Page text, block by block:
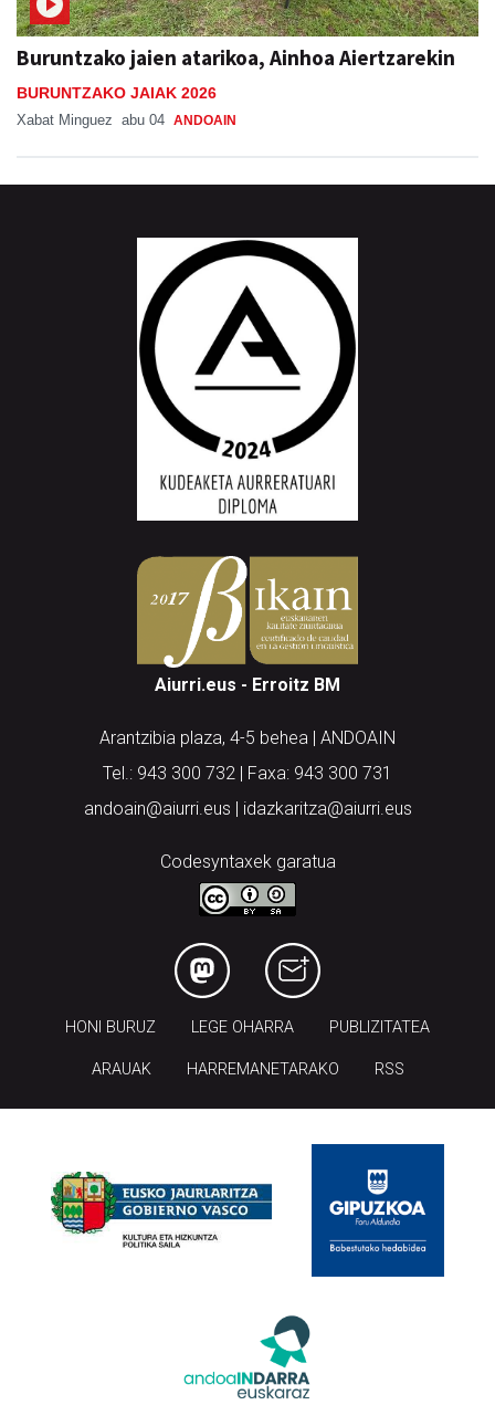
Buruntzako jaien atarikoa, Ainhoa Aiertzarekin
BURUNTZAKO JAIAK 2026
Xabat Minguez abu 04 ANDOAIN
Aiurri.eus - Erroitz BM
Arantzibia plaza, 4-5 behea | ANDOAIN
Tel.: 943 300 732 | Faxa: 943 300 731
andoain@aiurri.eus | idazkaritza@aiurri.eus
Codesyntaxek garatua
HONI BURUZ LEGE OHARRA PUBLIZITATEA
ARAUAK HARREMANETARAKO RSS